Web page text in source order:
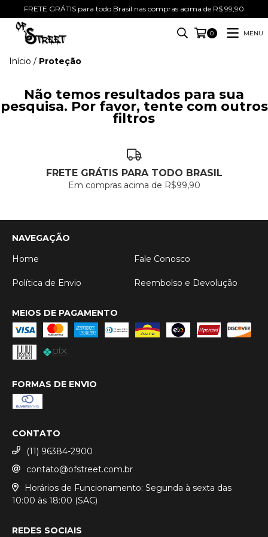
FRETE GRÁTIS para todo Brasil nas compras acima de R$ 99,90
0 MENU
Início / Proteção
Não temos resultados para sua
pesquisa. Por favor, tente com outros
filtros
FRETE GRÁTIS PARA TODO BRASIL
Em compras acima de R$99,90
NAVEGAÇÃO
Home
Fale Conosco
Política de Envio Reembolso e Devolução
MEIOS DE PAGAMENTO
FORMAS DE ENVIO
CONTATO
(11) 96384-2900
contato@ofstreet.com.br
Horários de Funcionamento: Segunda à sexta das
10:00 às 18:00 (SAC)
REDES SOCIAIS